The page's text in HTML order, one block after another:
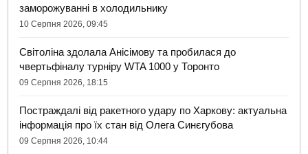
заморожуванні в холодильнику
10 Серпня 2026, 09:45
Світоліна здолала Анісімову та пробилася до
чвертьфіналу турніру WTA 1000 у Торонто
09 Серпня 2026, 18:15
Постраждалі від ракетного удару по Харкову: актуальна
інформація про їх стан від Олега Синєгубова
09 Серпня 2026, 10:44